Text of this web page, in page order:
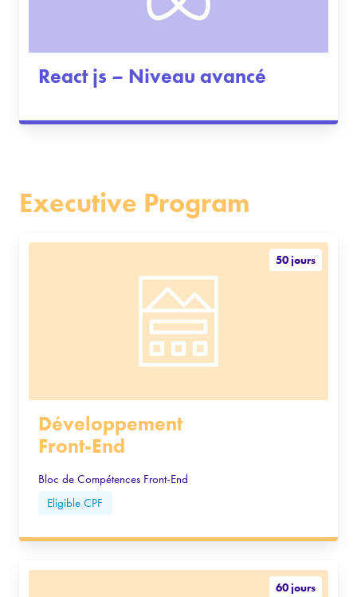
React js – Niveau avancé
Executive Program
50 jours
Développement
Front-End
Bloc de Compétences Front-End
Eligible CPF
60 jours